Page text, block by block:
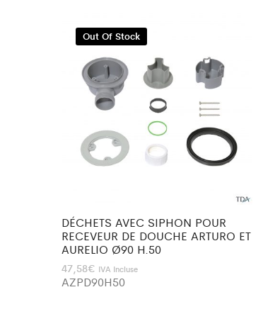
Out Of Stock
DÉCHETS AVEC SIPHON POUR
RECEVEUR DE DOUCHE ARTURO ET
AURELIO Ø90 H.50
47,58€ IVA Incluse
AZPD90H50